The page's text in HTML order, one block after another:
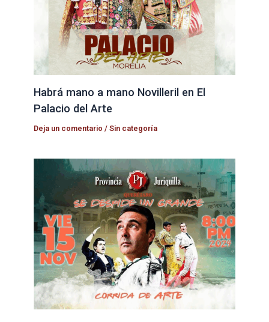
Habrá mano a mano Novilleril en El
Palacio del Arte
Deja un comentario /Sin categoría